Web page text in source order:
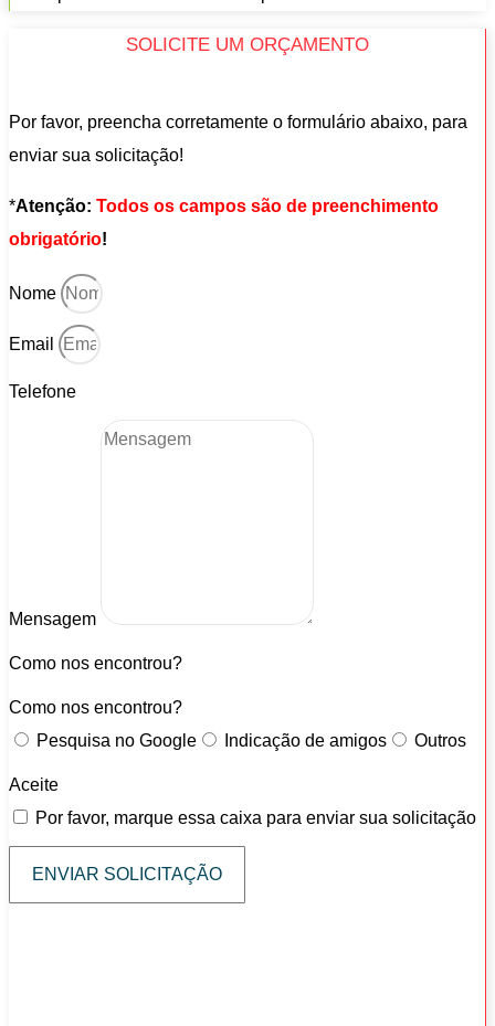
SOLICITE UM ORÇAMENTO
Por favor, preencha corretamente o formulário abaixo, para
enviar sua solicitação!
*Atenção: Todos os campos são de preenchimento
obrigatório!
Nome
Email
Telefone
Mensagem
Como nos encontrou?
Como nos encontrou?
Pesquisa no Google
Indicação de amigos Outros
Aceite
Por favor, marque essa caixa para enviar sua solicitação
ENVIAR SOLICITAÇÃO